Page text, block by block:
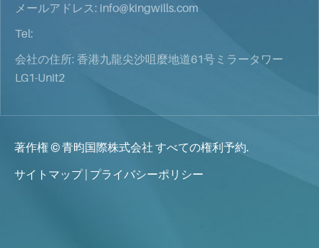
メールアドレス: info@kingwills.com
Tel:
会社の住所: 香港九龍尖沙咀麼地道61号ミラータワー
LG1-Unit2
著作権 ©青昀国際株式会社 すべての権利予約.
サイトマップ| プライバシーポリシー